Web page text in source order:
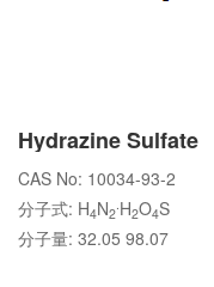
Hydrazine Sulfate
CAS No: 10034-93-2
分子式: H4N2 H2O4S
分子量: 32.05 98.07